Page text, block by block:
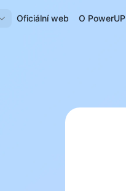
Oficiální web O PowerUP